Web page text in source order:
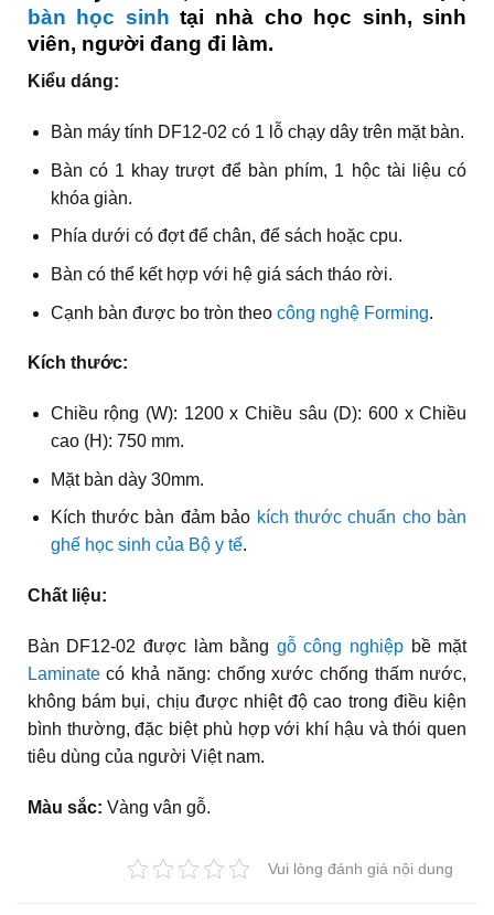
bàn học sinh tại nhà cho học sinh, sinh
viên, người đang đi làm.
Kiểu dáng:
Bàn máy tính DF12-02 có 1 lỗ chạy dây trên mặt bàn.
Bàn có 1 khay trượt để bàn phím, 1 hộc tài liệu có
khóa giàn.
Phía dưới có đợt để chân, để sách hoặc cpu.
Bàn có thể kết hợp với hệ giá sách tháo rời.
Cạnh bàn được bo tròn theo công nghệ Forming.
Kích thước:
Chiều rộng (W): 1200 x Chiều sâu (D): 600 x Chiều
cao (H): 750 mm.
Mặt bàn dày 30mm.
Kích thước bàn đảm bảo kích thước chuẩn cho bàn
ghế học sinh của Bộ y tế.
Chất liệu:
Bàn DF12-02 được làm bằng gỗ công nghiệp bề mặt
Laminatecó khả năng: chống xước chống thấm nước,
không bám bụi, chịu được nhiệt độ cao trong điều kiện
bình thường, đặc biệt phù hợp với khí hậu và thói quen
tiêu dùng của người Việt nam.
Màu sắc: Vàng vân gỗ.
Vui lòng đánh giá nội dung